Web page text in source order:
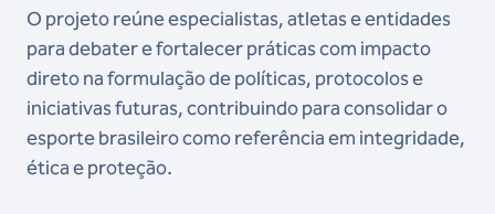
O projeto reúne especialistas, atletas e entidades
para debater e fortalecer práticas com impacto
direto na formulação de políticas, protocolos e
iniciativas futuras, contribuindo para consolidar o
esporte brasileiro como referência em integridade,
ética e proteção.